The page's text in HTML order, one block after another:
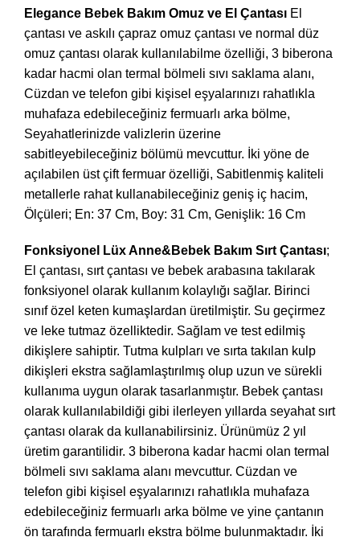
Elegance Bebek Bakım Omuz ve El Çantası El
çantası ve askılı çapraz omuz çantası ve normal düz
omuz çantası olarak kullanılabilme özelliği, 3 biberona
kadar hacmi olan termal bölmeli sıvı saklama alanı,
Cüzdan ve telefon gibi kişisel eşyalarınızı rahatlıkla
muhafaza edebileceğiniz fermuarlı arka bölme,
Seyahatlerinizde valizlerin üzerine
sabitleyebileceğiniz bölümü mevcuttur. İki yöne de
açılabilen üst çift fermuar özelliği, Sabitlenmiş kaliteli
metallerle rahat kullanabileceğiniz geniş iç hacim,
Ölçüleri; En: 37 Cm, Boy: 31 Cm, Genişlik: 16 Cm
Fonksiyonel Lüx Anne&Bebek Bakım Sırt Çantası;
El çantası, sırt çantası ve bebek arabasına takılarak
fonksiyonel olarak kullanım kolaylığı sağlar. Birinci
sınıf özel keten kumaşlardan üretilmiştir. Su geçirmez
ve leke tutmaz özelliktedir. Sağlam ve test edilmiş
dikişlere sahiptir. Tutma kulpları ve sırta takılan kulp
dikişleri ekstra sağlamlaştırılmış olup uzun ve sürekli
kullanıma uygun olarak tasarlanmıştır. Bebek çantası
olarak kullanılabildiği gibi ilerleyen yıllarda seyahat sırt
çantası olarak da kullanabilirsiniz. Ürünümüz 2 yıl
üretim garantilidir. 3 biberona kadar hacmi olan termal
bölmeli sıvı saklama alanı mevcuttur. Cüzdan ve
telefon gibi kişisel eşyalarınızı rahatlıkla muhafaza
edebileceğiniz fermuarlı arka bölme ve yine çantanın
ön tarafında fermuarlı ekstra bölme bulunmaktadır. İki